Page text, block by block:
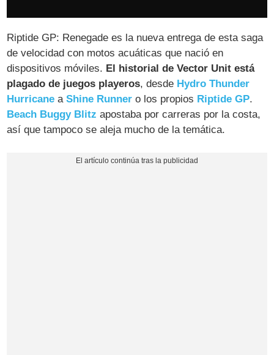
Riptide GP: Renegade es la nueva entrega de esta saga
de velocidad con motos acuáticas que nació en
dispositivos móviles. El historial de Vector Unit está
plagado de juegos playeros, desde Hydro Thunder
Hurricane aShine Runner o los propios Riptide GP.
Beach Buggy Blitz apostaba por carreras por la costa,
así que tampoco se aleja mucho de la temática.